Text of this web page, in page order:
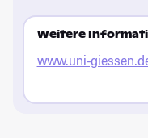
Weitere
www.uni-